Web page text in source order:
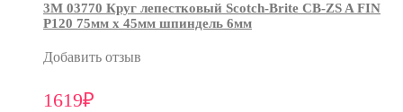
3М 03770 Круг лепестковый Scotch-Brite CB-ZS A FIN
P120 75мм х 45мм шпиндель 6мм
Добавить отзыв
1619₽